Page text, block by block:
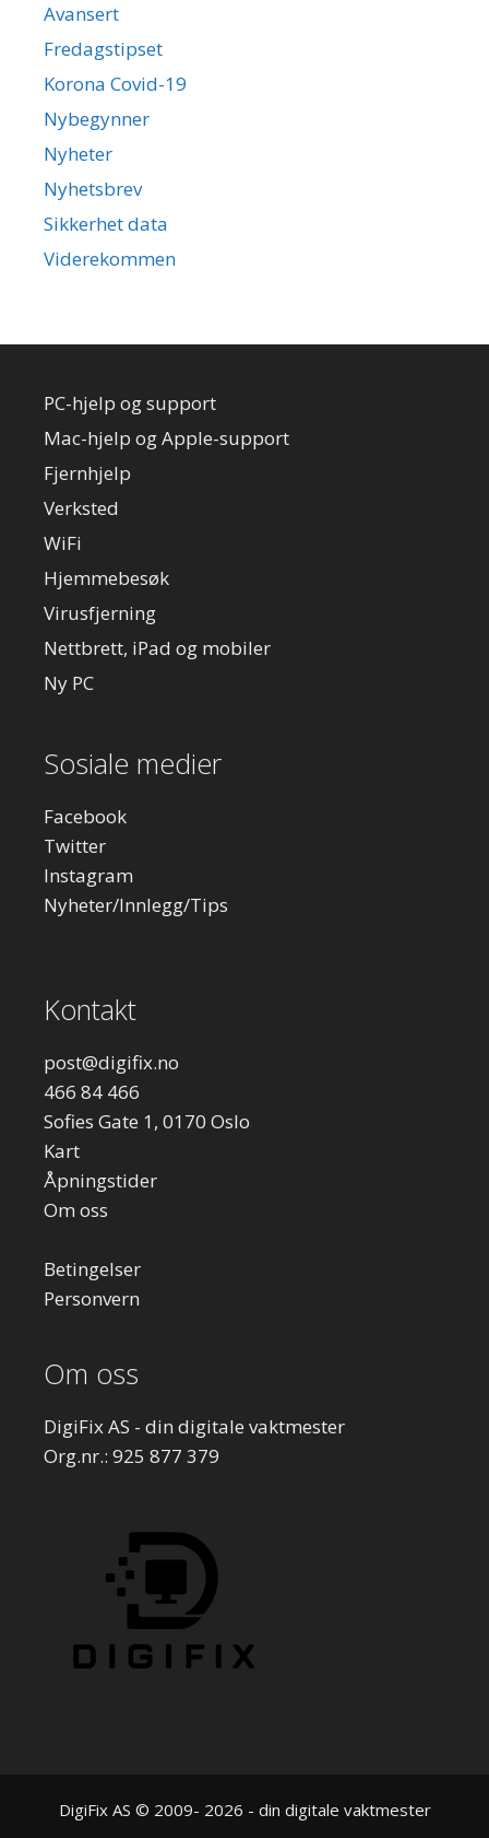
Avansert
Fredagstipset
Korona Covid-19
Nybegynner
Nyheter
Nyhetsbrev
Sikkerhet data
Viderekommen
PC-hjelp og support
Mac-hjelp og Apple-support
Fjernhjelp
Verksted
WiFi
Hjemmebesøk
Virusfjerning
Nettbrett, iPad og mobiler
Ny PC
Sosiale medier
Facebook
Twitter
Instagram
Nyheter/Innlegg/Tips
Kontakt
post@digifix.no
466 84 466
Sofies Gate 1, 0170 Oslo
Kart
Åpningstider
Om oss
Betingelser
Personvern
Om oss
DigiFix AS - din digitale vaktmester
Org.nr.: 925 877 379
DigiFix AS © 2009- 2026 - din digitale vaktmester